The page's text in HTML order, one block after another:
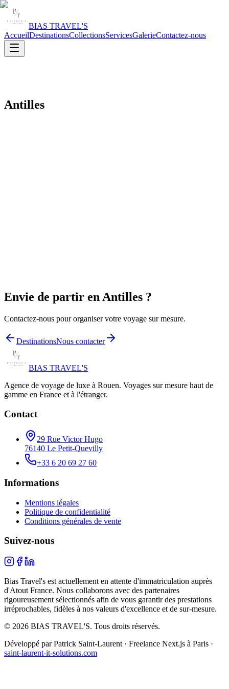
BIAS TRAVEL'S
AccueilDestinationsCollectionsServicesGalerieContactez-nous
Antilles
Envie de partir en Antilles ?
Contactez-nous pour organiser votre voyage sur mesure.
DestinationsNous contacter
BIAS TRAVEL'S
Agence de voyage de luxe à Rouen. Voyages sur mesure haut de
gamme en France et à l'étranger.
Contact
29 Rue Victor Hugo
76140 Le Petit-Quevilly
+33 6 20 69 27 60
Informations
Mentions légales
Politique de confidentialité
Conditions générales de vente
Suivez-nous
Bias Travel's est actuellement en attente d'immatriculation auprès
d'Atout France. Nous collaborons avec des partenaires
rigoureusement sélectionnés afin de vous garantir des prestations
irréprochables, fidèles à nos valeurs d'excellence et de sur-mesure.
© 2026 BIAS TRAVEL'S. Tous droits réservés.
Développé par Patrick Saint-Laurent · Freelance Next.js à Paris ·
saint-laurent-it-solutions.com